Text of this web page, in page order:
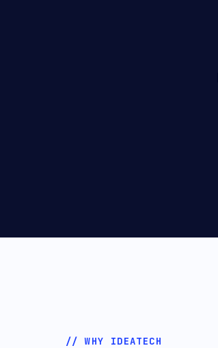
// WHY IDEATECH